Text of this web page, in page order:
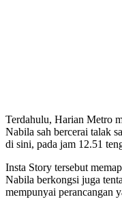
Terdahulu, Harian Metro
Nabila sah bercerai talak
di sini, pada jam 12.51
Insta Story tersebut
Nabila berkongsi juga
mempunyai perancangan